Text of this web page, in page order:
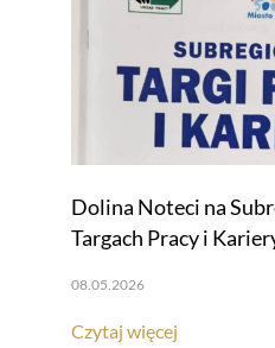
Dolina Noteci na
Targach Pracy i
08.05.2026
Czytaj więcej